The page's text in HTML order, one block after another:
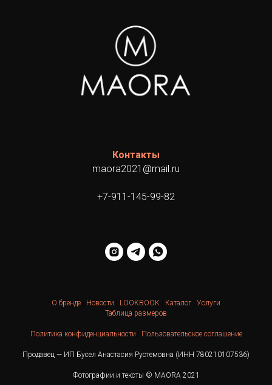
Контакты
maora2021@mail.ru
+7-911-145-99-82
О бренде Новости LOOKBOOK Каталог
Услуги
Таблица размеров
Политика конфиденциальности Пользовательское соглашение
Продавец — ИП Бусел Анастасия Рустемовна (ИНН 780210107536)
Фотографии и тексты © MAORA 2021